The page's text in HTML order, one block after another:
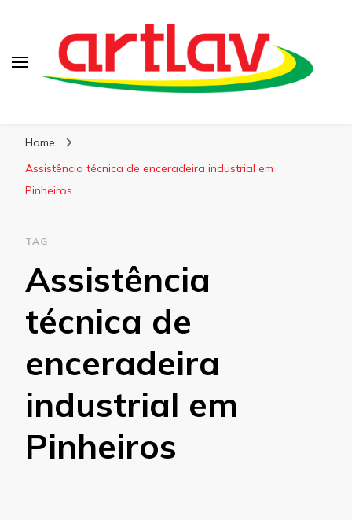
Home
Assistência técnica de enceradeira industrial em
Pinheiros
TAG
Assistência
técnica de
enceradeira
industrial em
Pinheiros